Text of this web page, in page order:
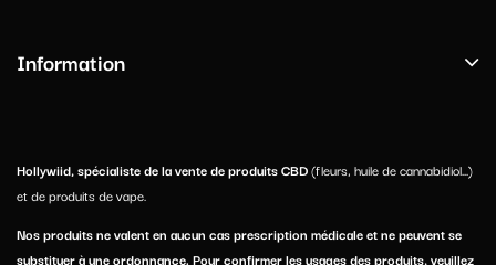
Information
Hollywiid, spécialiste de la vente de produits CBD(fleurs, huile de cannabidiol...)
et de produits de vape.
Nos produits ne valent en aucun cas prescription médicale et ne peuvent se
substituer à une ordonnance. Pour confirmer les usages des produits, veuillez